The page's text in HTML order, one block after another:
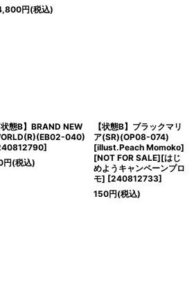
円(税込)
状態B】BRAND NEW
040)
]
円(税込)
【状態B】ブラックマリ
ア(SR)(OP08-074)
[illust.Peach Momoko]
[NOT FOR SALE][はじ
めようキャンペーンプロ
モ] [240812733]
150円(税込)